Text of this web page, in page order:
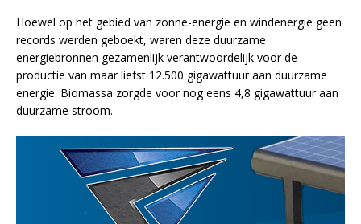
Hoewel op het gebied van zonne-energie en windenergie geen
records werden geboekt, waren deze duurzame
energiebronnen gezamenlijk verantwoordelijk voor de
productie van maar liefst 12.500 gigawattuur aan duurzame
energie. Biomassa zorgde voor nog eens 4,8 gigawattuur aan
duurzame stroom.